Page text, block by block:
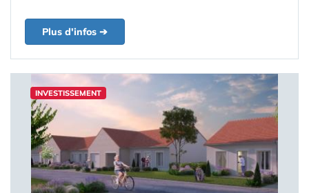
Plus d'infos ➔
INVESTISSEMENT